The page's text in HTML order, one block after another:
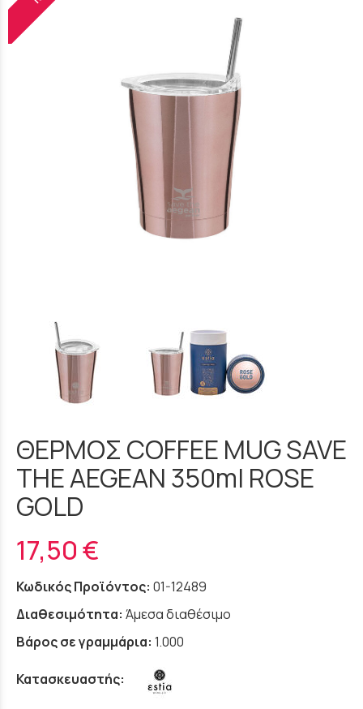
ΘΕΡΜΟΣ COFFEE MUG SAVE
THE AEGEAN 350ml ROSE
GOLD
17,50 €
Κωδικός Προϊόντος: 01-12489
Διαθεσιμότητα: Άμεσα διαθέσιμο
Βάρος σε γραμμάρια: 1.000
Κατασκευαστής: